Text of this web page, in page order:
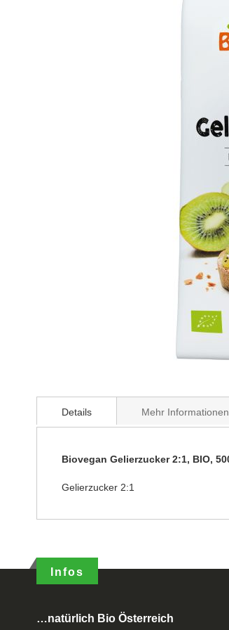
Details
Biovegan Gelierzucker 2:1, BIO,
Gelierzucker 2:1
Mehr Informationen
Infos
…natürlich Bio Österreich